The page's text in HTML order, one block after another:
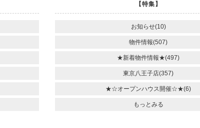
【特集】
お知らせ(10)
物件情報(507)
★新着物件情報★(497)
東京八王子店(357)
★☆オープンハウス開催☆★(6)
もっとみる